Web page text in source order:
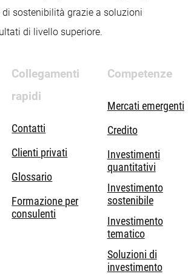
sostenibilità grazie a soluzioni
di livello superiore.
Collegamenti
rapidi
Contatti
Clienti privati
Glossario
Formazione per
consulenti
Competenze
Mercati emergenti
Credito
Investimenti
quantitativi
Investimento
sostenibile
Investimento
tematico
Soluzioni di
investimento